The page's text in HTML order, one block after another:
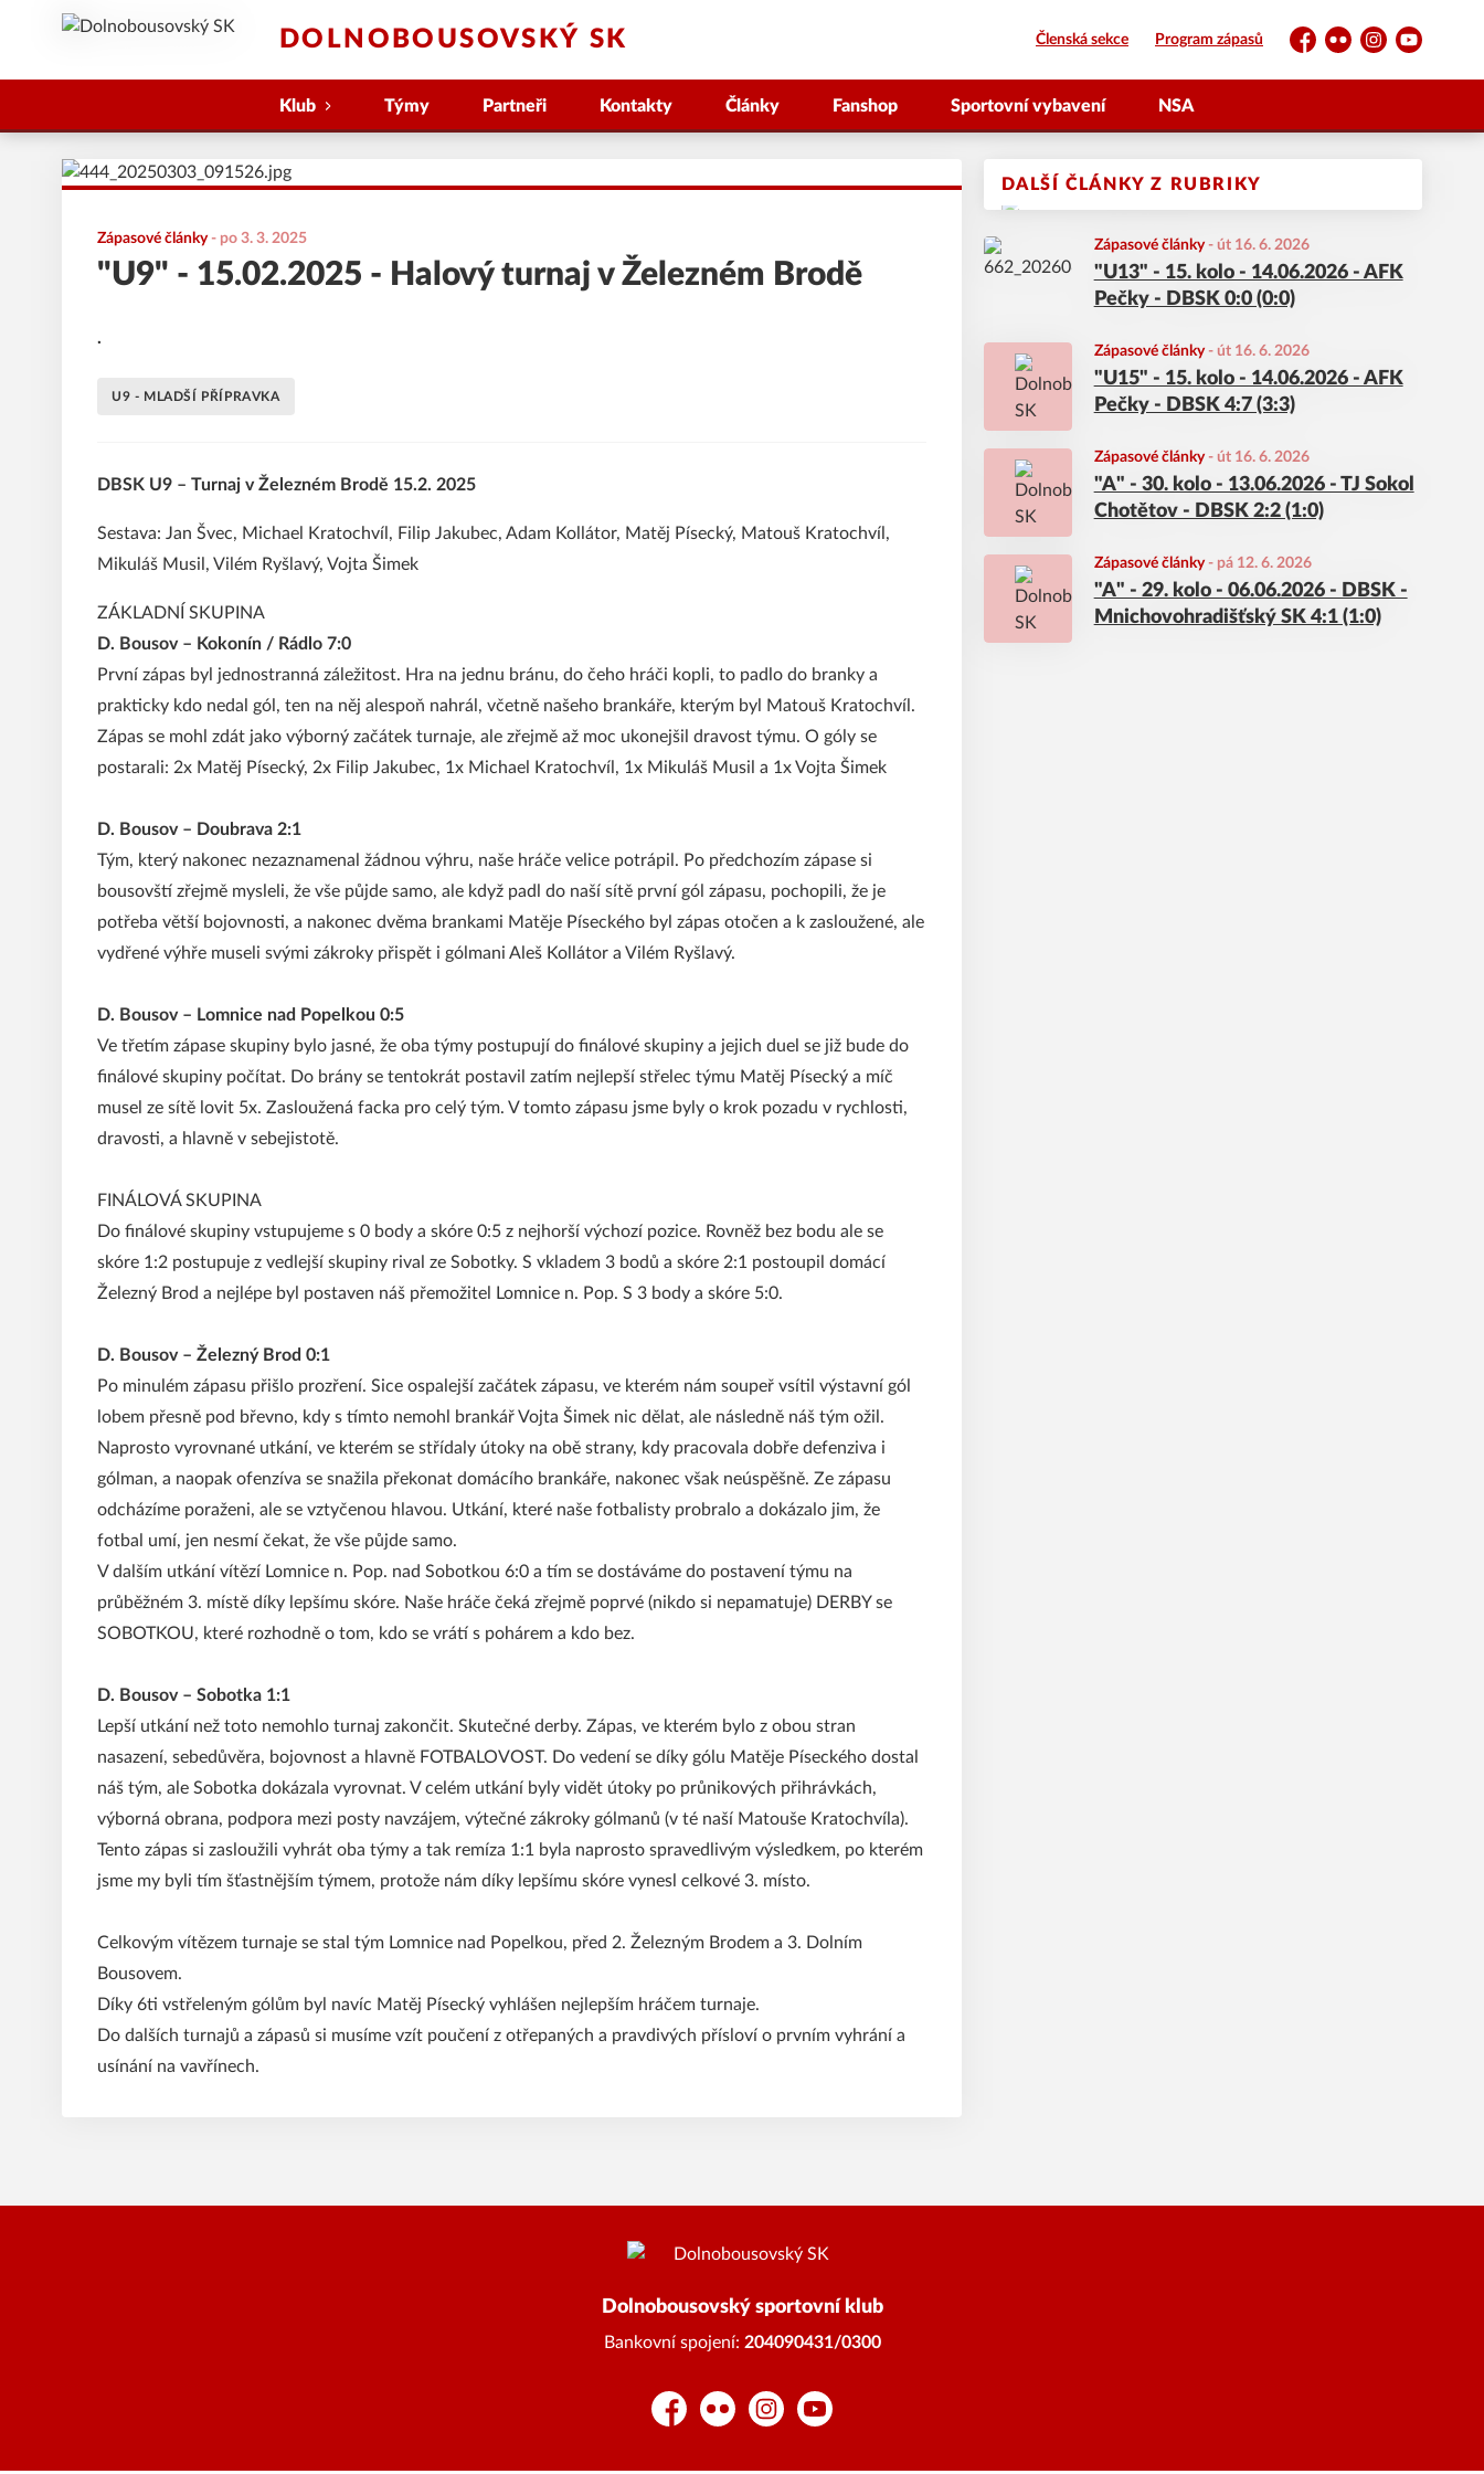
DOLNOBOUSOVSKÝ SK Členská sekce Program zápasů
Facebook
FlickrInstagramYouTube
Klub Týmy Partneři Kontakty Články Fanshop Sportovní vybavení NSA
DALŠÍ ČLÁNKY Z RUBRIKY
Zápasové články- út 16. 6. 2026
"U13" - 15. kolo - 14.06.2026 - AFK
Pečky - DBSK 0:0 (0:0)
Zápasové články- út 16. 6. 2026
"U15" - 15. kolo - 14.06.2026 - AFK
Pečky - DBSK 4:7 (3:3)
Zápasové články- út 16. 6. 2026
"A" - 30. kolo - 13.06.2026 - TJ Sokol
Chotětov - DBSK 2:2 (1:0)
Zápasové články- pá 12. 6. 2026
"A" - 29. kolo - 06.06.2026 - DBSK -
Mnichovohradišťský SK 4:1 (1:0)
Zápasové články- po 3. 3. 2025
"U9" - 15.02.2025 - Halový turnaj v Železném Brodě
.
U9 - MLADŠÍ PŘÍPRAVKA
DBSK U9 – Turnaj v Železném Brodě 15.2. 2025
Sestava: Jan Švec, Michael Kratochvíl, Filip Jakubec, Adam Kollátor, Matěj Písecký, Matouš Kratochvíl,
Mikuláš Musil, Vilém Ryšlavý, Vojta Šimek
ZÁKLADNÍ SKUPINA
D. Bousov – Kokonín / Rádlo 7:0
První zápas byl jednostranná záležitost. Hra na jednu bránu, do čeho hráči kopli, to padlo do branky a
prakticky kdo nedal gól, ten na něj alespoň nahrál, včetně našeho brankáře, kterým byl Matouš Kratochvíl.
Zápas se mohl zdát jako výborný začátek turnaje, ale zřejmě až moc ukonejšil dravost týmu. O góly se
postarali: 2x Matěj Písecký, 2x Filip Jakubec, 1x Michael Kratochvíl, 1x Mikuláš Musil a 1x Vojta Šimek
D. Bousov – Doubrava 2:1
Tým, který nakonec nezaznamenal žádnou výhru, naše hráče velice potrápil. Po předchozím zápase si
bousovští zřejmě mysleli, že vše půjde samo, ale když padl do naší sítě první gól zápasu, pochopili, že je
potřeba větší bojovnosti, a nakonec dvěma brankami Matěje Píseckého byl zápas otočen a k zasloužené, ale
vydřené výhře museli svými zákroky přispět i gólmani Aleš Kollátor a Vilém Ryšlavý.
D. Bousov – Lomnice nad Popelkou 0:5
Ve třetím zápase skupiny bylo jasné, že oba týmy postupují do finálové skupiny a jejich duel se již bude do
finálové skupiny počítat. Do brány se tentokrát postavil zatím nejlepší střelec týmu Matěj Písecký a míč
musel ze sítě lovit 5x. Zasloužená facka pro celý tým. V tomto zápasu jsme byly o krok pozadu v rychlosti,
dravosti, a hlavně v sebejistotě.
FINÁLOVÁ SKUPINA
Do finálové skupiny vstupujeme s 0 body a skóre 0:5 z nejhorší výchozí pozice. Rovněž bez bodu ale se
skóre 1:2 postupuje z vedlejší skupiny rival ze Sobotky. S vkladem 3 bodů a skóre 2:1 postoupil domácí
Železný Brod a nejlépe byl postaven náš přemožitel Lomnice n. Pop. S 3 body a skóre 5:0.
D. Bousov – Železný Brod 0:1
Po minulém zápasu přišlo prozření. Sice ospalejší začátek zápasu, ve kterém nám soupeř vsítil výstavní gól
lobem přesně pod břevno, kdy s tímto nemohl brankář Vojta Šimek nic dělat, ale následně náš tým ožil.
Naprosto vyrovnané utkání, ve kterém se střídaly útoky na obě strany, kdy pracovala dobře defenziva i
gólman, a naopak ofenzíva se snažila překonat domácího brankáře, nakonec však neúspěšně. Ze zápasu
odcházíme poraženi, ale se vztyčenou hlavou. Utkání, které naše fotbalisty probralo a dokázalo jim, že
fotbal umí, jen nesmí čekat, že vše půjde samo.
V dalším utkání vítězí Lomnice n. Pop. nad Sobotkou 6:0 a tím se dostáváme do postavení týmu na
průběžném 3. místě díky lepšímu skóre. Naše hráče čeká zřejmě poprvé (nikdo si nepamatuje) DERBY se
SOBOTKOU, které rozhodně o tom, kdo se vrátí s pohárem a kdo bez.
D. Bousov – Sobotka 1:1
Lepší utkání než toto nemohlo turnaj zakončit. Skutečné derby. Zápas, ve kterém bylo z obou stran
nasazení, sebedůvěra, bojovnost a hlavně FOTBALOVOST. Do vedení se díky gólu Matěje Píseckého dostal
náš tým, ale Sobotka dokázala vyrovnat. V celém utkání byly vidět útoky po průnikových přihrávkách,
výborná obrana, podpora mezi posty navzájem, výtečné zákroky gólmanů (v té naší Matouše Kratochvíla).
Tento zápas si zasloužili vyhrát oba týmy a tak remíza 1:1 byla naprosto spravedlivým výsledkem, po kterém
jsme my byli tím šťastnějším týmem, protože nám díky lepšímu skóre vynesl celkové 3. místo.
Celkovým vítězem turnaje se stal tým Lomnice nad Popelkou, před 2. Železným Brodem a 3. Dolním
Bousovem.
Díky 6ti vstřeleným gólům byl navíc Matěj Písecký vyhlášen nejlepším hráčem turnaje.
Do dalších turnajů a zápasů si musíme vzít poučení z otřepaných a pravdivých přísloví o prvním vyhrání a
usínání na vavřínech.
Dolnobousovský sportovní klub
Bankovní spojení: 204090431/0300
FacebookFlickr InstagramYouTube